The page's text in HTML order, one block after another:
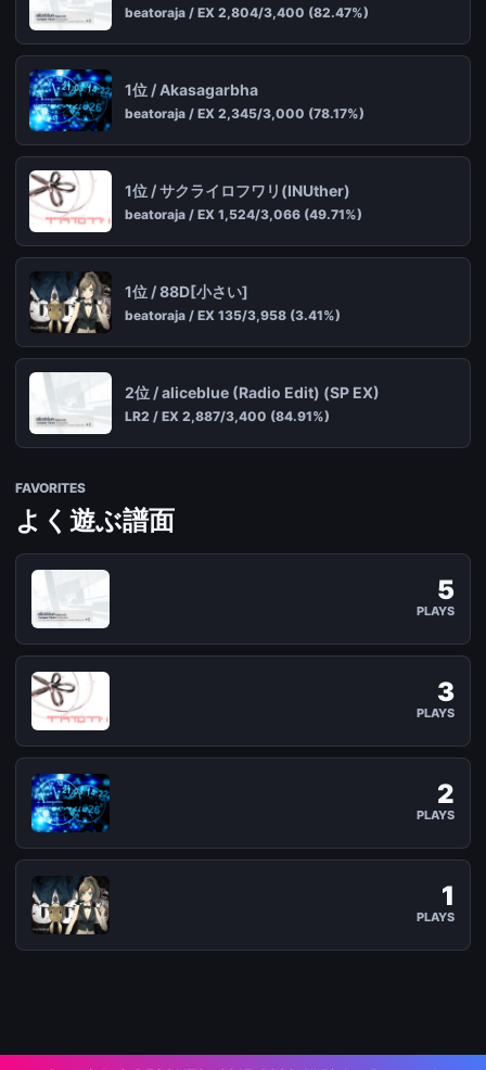
beatoraja / EX 2,804/3,400 (82.47%)
1位 / Akasagarbha
beatoraja / EX 2,345/3,000 (78.17%)
1位 / サクライロフワリ(INUther)
beatoraja / EX 1,524/3,066 (49.71%)
1位 / 88D[小さい]
beatoraja / EX 135/3,958 (3.41%)
2位 / aliceblue (Radio Edit) (SP EX)
LR2 / EX 2,887/3,400 (84.91%)
FAVORITES
よく遊ぶ譜面
5
PLAYS
sweet smeller / obj-INU / ANOTHER Lv.11 / BMS 7K
3
PLAYS
wa. vs ETIA. / LEGGENDARIA Lv.12 / BMS 7K
2
PLAYS
1
PLAYS